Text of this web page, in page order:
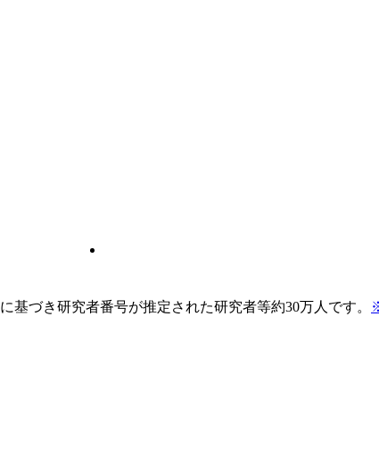
基づき研究者番号が推定された研究者等約30万人です。